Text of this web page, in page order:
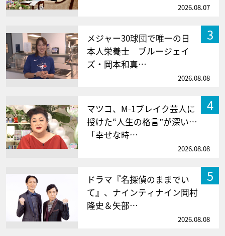
2026.08.07
3
メジャー30球団で唯一の日
本人栄養士 ブルージェイ
ズ・岡本和真…
2026.08.08
4
マツコ、M-1ブレイク芸人に
授けた“人生の格言”が深い…
「幸せな時…
2026.08.08
5
ドラマ『名探偵のままでい
て』、ナインティナイン岡村
隆史＆矢部…
2026.08.08